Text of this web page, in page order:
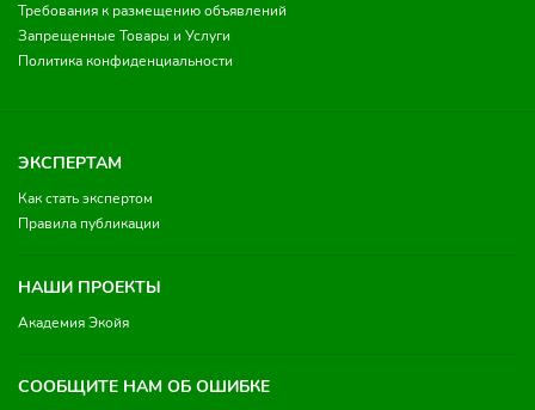
Требования к размещению объявлений
Запрещенные Товары и Услуги
Политика конфиденциальности
ЭКСПЕРТАМ
Как стать экспертом
Правила публикации
НАШИ ПРОЕКТЫ
Академия Экойя
СООБЩИТЕ НАМ ОБ ОШИБКЕ